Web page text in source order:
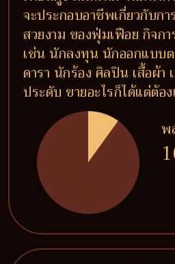
จะประกอบอาชีพเกี่ยวกับก
สวยงาม ของฟุ่มเฟือย กิจก
เช่น นักลงทุน นักออกแบบ
ดารา นักร้อง ศิลปิน เสื้อผ้า
ประดับ ขายอะไรก็ได้แต่ต้อ
พ